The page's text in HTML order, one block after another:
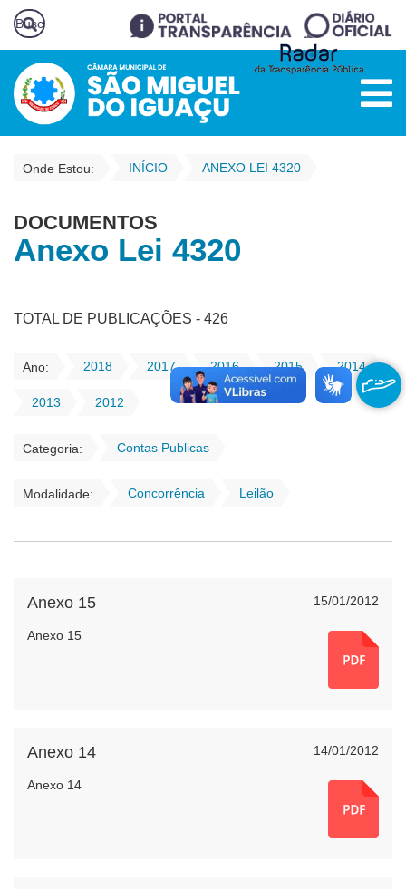
Onde Estou: INÍCIO ANEXO LEI 4320
DOCUMENTOS
Anexo Lei 4320
TOTAL DE PUBLICAÇÕES - 426
Ano: 2018 2017 2016 2015 2014
2013 2012
Categoria: Contas Publicas
Modalidade: Concorrência Leilão
15/01/2012
Anexo 15
Anexo 15
14/01/2012
Anexo 14
Anexo 14